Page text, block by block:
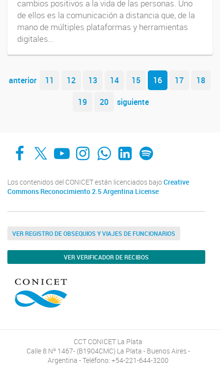
cambios positivos a la vida de las personas. Uno
de ellos es la comunicación a distancia que, de la
mano de múltiples plataformas y herramientas
digitales...
Navegador de artículos
anterior 11 12 13 14 15 16 17
18
19
20 siguiente
Facebook
X YouTube
Instagram
Whats AppLinkedIn
Spotify
Los contenidos del CONICET están licenciados bajo Creative
Commons Reconocimiento 2.5 Argentina License
VER REGISTRO DE OBSEQUIOS Y VIAJES DE FUNCIONARIOS
VER VERIFICADOR DE RECIBOS
CCT CONICET La Plata
Calle 8 Nº 1467- (B1904CMC) La Plata - Buenos Aires -
Argentina - Teléfono: +54-221-644-3200